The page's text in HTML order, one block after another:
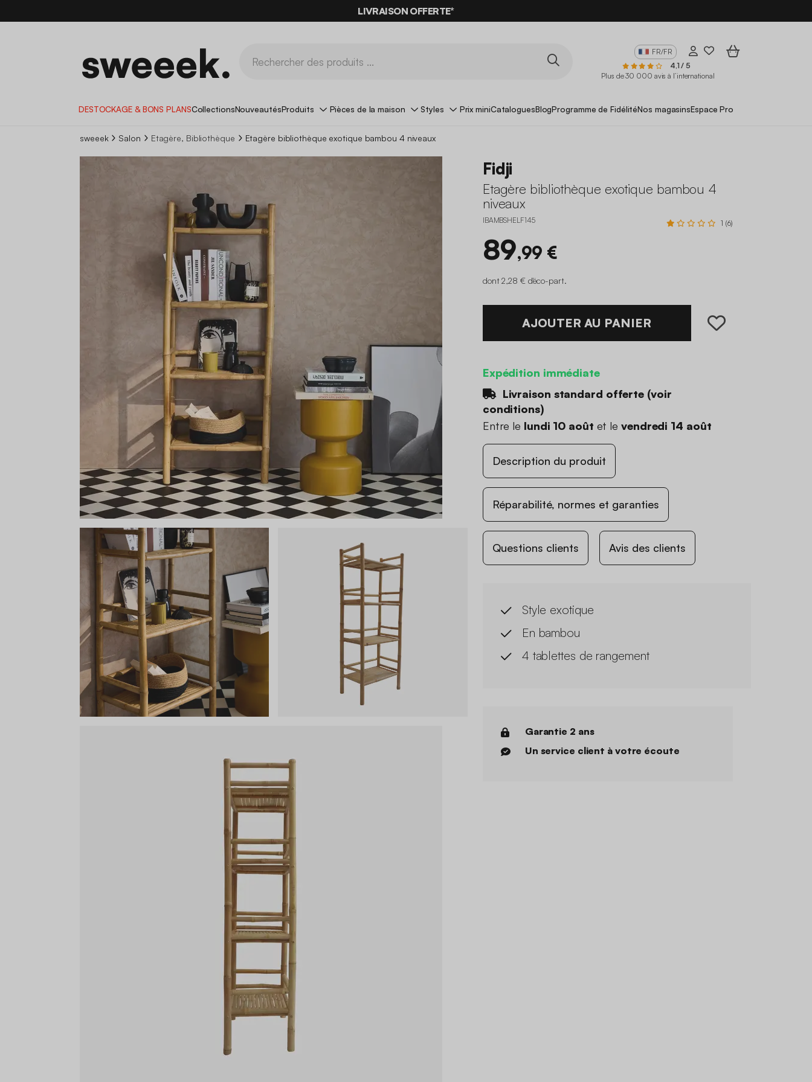
LIVRAISON OFFERTE*
FR/FR
4,1 / 5
Plus de 30 000 avis à l’international
DESTOCKAGE & BONS PLANSCollectionsNouveautésProduits Pièces de la maison Styles Prix miniCataloguesBlogProgramme de FidélitéNos magasinsEspace Pro
sweeek Salon Etagère, Bibliothèque Etagère bibliothèque exotique bambou 4 niveaux
Fidji
Etagère bibliothèque exotique bambou 4
niveaux
IBAMBSHELF145 1 (6)
89,99 €
dont 2,28 € d'éco-part.
AJOUTER AU PANIER
Expédition immédiate
Livraison standard offerte (voir
conditions)
Entre le lundi 10 août et le vendredi 14 août
Description du produit
Réparabilité, normes et garanties
Questions clients Avis des clients
Style exotique
En bambou
4 tablettes de rangement
Garantie 2 ans
Un service client à votre écoute